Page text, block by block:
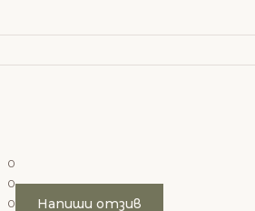
0
0
0
Напиши отзив